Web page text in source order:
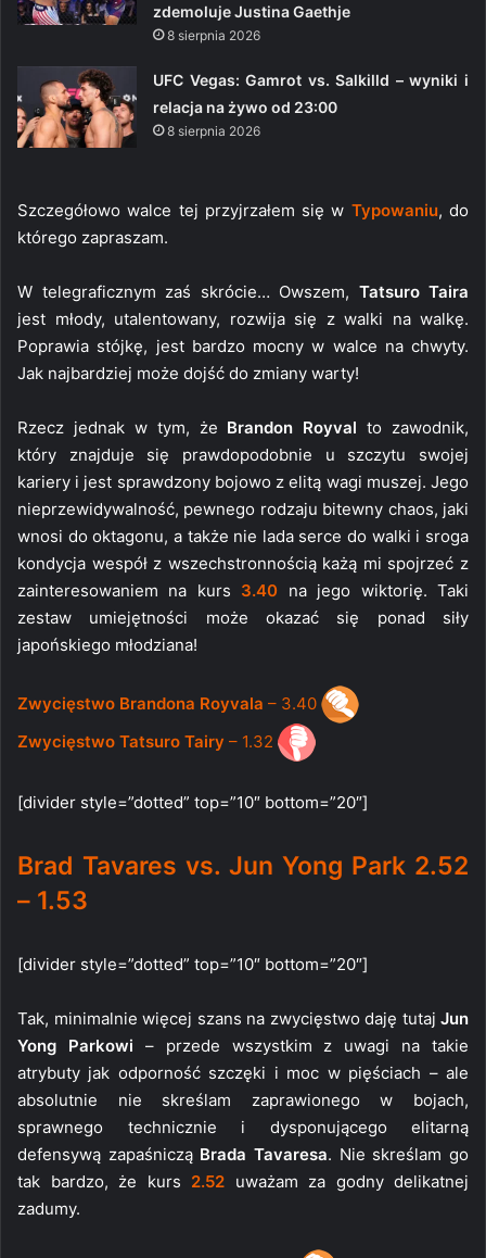
zdemoluje Justina Gaethje
8 sierpnia 2026
UFC Vegas: Gamrot vs. Salkilld – wyniki i
relacja na żywo od 23:00
8 sierpnia 2026
Szczegółowo walce tej przyjrzałem się w Typowaniu, do
którego zapraszam.
W telegraficznym zaś skrócie… Owszem, Tatsuro Taira
jest młody, utalentowany, rozwija się z walki na walkę.
Poprawia stójkę, jest bardzo mocny w walce na chwyty.
Jak najbardziej może dojść do zmiany warty!
Rzecz jednak w tym, że Brandon Royval to zawodnik,
który znajduje się prawdopodobnie u szczytu swojej
kariery i jest sprawdzony bojowo z elitą wagi muszej. Jego
nieprzewidywalność, pewnego rodzaju bitewny chaos, jaki
wnosi do oktagonu, a także nie lada serce do walki i sroga
kondycja wespół z wszechstronnością każą mi spojrzeć z
zainteresowaniem na kurs 3.40 na jego wiktorię. Taki
zestaw umiejętności może okazać się ponad siły
japońskiego młodziana!
Zwycięstwo Brandona Royvala – 3.40
Zwycięstwo Tatsuro Tairy – 1.32
[divider style=”dotted” top=”10″ bottom=”20″]
Brad Tavares vs. Jun Yong Park 2.52
– 1.53
[divider style=”dotted” top=”10″ bottom=”20″]
Tak, minimalnie więcej szans na zwycięstwo daję tutaj Jun
Yong Parkowi – przede wszystkim z uwagi na takie
atrybuty jak odporność szczęki i moc w pięściach – ale
absolutnie nie skreślam zaprawionego w bojach,
sprawnego technicznie i dysponującego elitarną
defensywą zapaśniczą Brada Tavaresa. Nie skreślam go
tak bardzo, że kurs 2.52 uważam za godny delikatnej
zadumy.